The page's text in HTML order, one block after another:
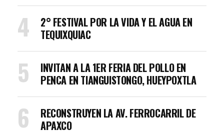
2° FESTIVAL POR LA VIDA Y EL AGUA EN
TEQUIXQUIAC
INVITAN A LA 1ER FERIA DEL POLLO EN
PENCA EN TIANGUISTONGO, HUEYPOXTLA
RECONSTRUYEN LA AV. FERROCARRIL DE
APAXCO